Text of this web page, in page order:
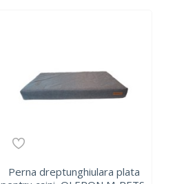
Perna dreptunghiulara plata